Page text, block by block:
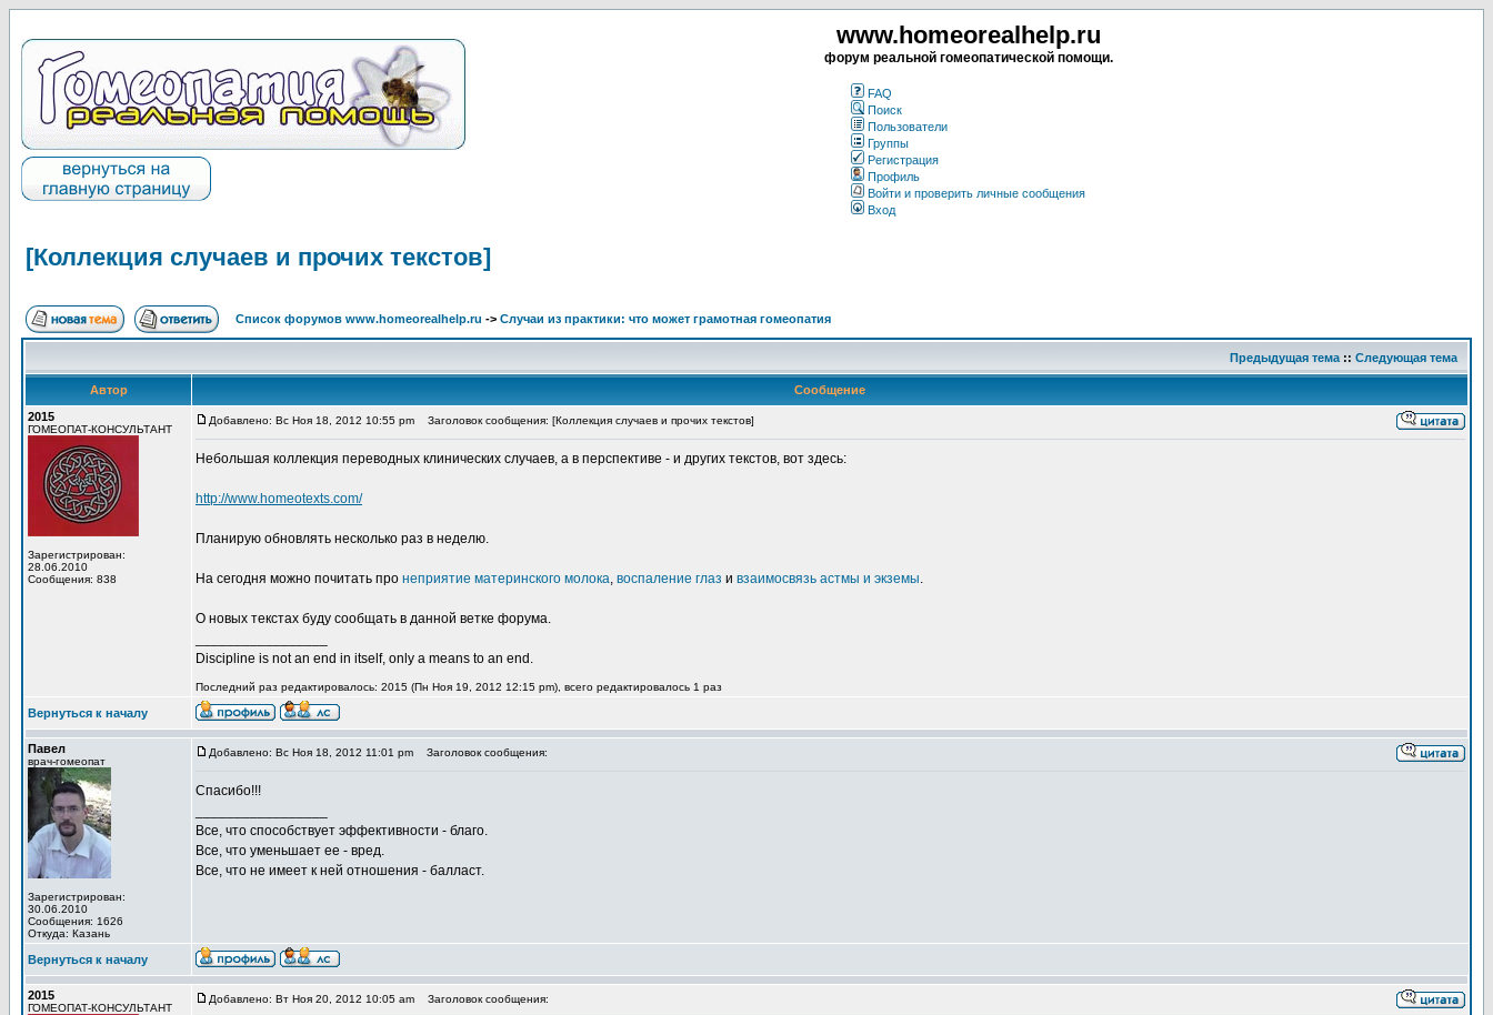
www.homeorealhelp.ru
форум реальной гомеопатической помощи.
FAQ
Поиск
Пользователи
Группы
Регистрация
Профиль
Войти и проверить личные сообщения
Вход
[Коллекция случаев и прочих текстов]
Список форумов www.homeorealhelp.ru -> Случаи из практики: что может грамотная гомеопатия
Предыдущая тема :: Следующая тема
Автор
Сообщение
2015
ГОМЕОПАТ-КОНСУЛЬТАНТ
Зарегистрирован:
28.06.2010
Сообщения: 838
Добавлено: Вс Ноя 18, 2012 10:55 pm Заголовок сообщения: [Коллекция случаев и прочих текстов]
Небольшая коллекция переводных клинических случаев, а в перспективе - и других текстов, вот здесь:
http://www.homeotexts.com/
Планирую обновлять несколько раз в неделю.
На сегодня можно почитать про неприятие материнского молока, воспаление глаз и взаимосвязь астмы и экземы.
О новых текстах буду сообщать в данной ветке форума.
Discipline is not an end in itself, only a means to an end.
Последний раз редактировалось: 2015 (Пн Ноя 19, 2012 12:15 pm), всего редактировалось 1 раз
Вернуться к началу
Павел
врач-гомеопат
Зарегистрирован:
30.06.2010
Сообщения: 1626
Откуда: Казань
Добавлено: Вс Ноя 18, 2012 11:01 pm Заголовок сообщения:
Спасибо!!!
Все, что способствует эффективности - благо.
Все, что уменьшает ее - вред.
Все, что не имеет к ней отношения - балласт.
Вернуться к началу
2015
ГОМЕОПАТ-КОНСУЛЬТАНТ
Добавлено: Вт Ноя 20, 2012 10:05 am Заголовок сообщения: